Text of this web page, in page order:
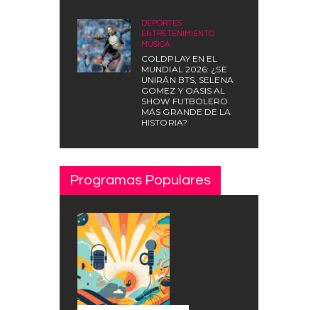
DEPORTES
ENTRETENIMIENTO
MÚSICA
COLDPLAY EN EL
MUNDIAL 2026: ¿SE
UNIRÁN BTS, SELENA
GOMEZ Y OASIS AL
SHOW FUTBOLERO
MÁS GRANDE DE LA
HISTORIA?
Programas Populares